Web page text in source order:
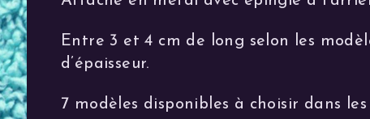
était :
€ 7,50.
est :
€ 5,50.
Entre 3 et 4 cm de long selon les
d’épaisseur.
7 modèles disponibles à choisir dans